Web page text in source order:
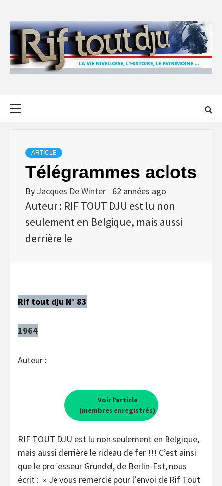
content
ARTICLE
Télégrammes aclots
By Jacques De Winter 62 années ago
Auteur : RIF TOUT DJU est lu non
seulement en Belgique, mais aussi
derrière le
Rif tout dju N° 83
1964
Auteur :
Voir l’article
(membres enregistrés)
RIF TOUT DJU est lu non seulement en Belgique,
mais aussi derrière le rideau de fer !!! C’est ainsi
que le professeur Gründel, de Berlin-Est, nous
écrit : » Je vous remercie pour l’envoi de Rif Tout